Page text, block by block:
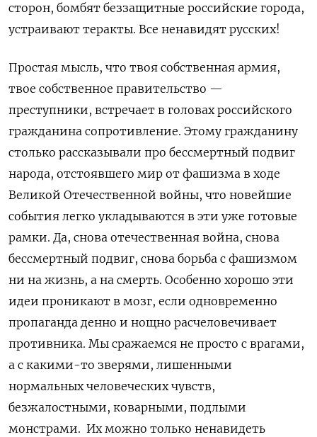
сторон, бомбят беззащитные российские города,
устраивают теракты. Все ненавидят русских!
Простая мысль, что твоя собственная армия,
твое собственное правительство —
преступники, встречает в головах российского
гражданина сопротивление. Этому гражданину
столько рассказывали про бессмертный подвиг
народа, отстоявшего мир от фашизма в ходе
Великой Отечественной войны, что новейшие
события легко укладываются в эти уже готовые
рамки. Да, снова отечественная война, снова
бессмертный подвиг, снова борьба с фашизмом
ни на жизнь, а на смерть. Особенно хорошо эти
идеи проникают в мозг, если одновременно
пропаганда денно и нощно расчеловечивает
противника. Мы сражаемся не просто с врагами,
а с какими-то зверями, лишенными
нормальных человеческих чувств,
безжалостными, коварными, подлыми
монстрами. Их можно только ненавидеть